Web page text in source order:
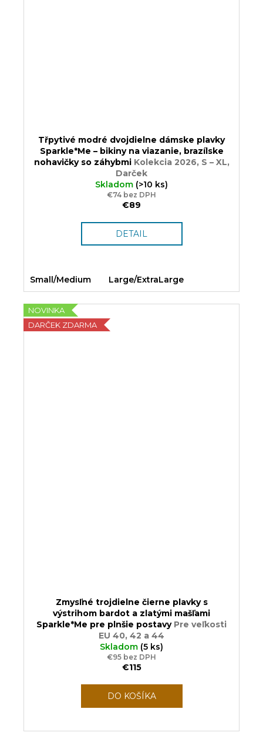
Třpytivé modré dvojdielne dámske plavky
Sparkle*Me – bikiny na viazanie, brazílske
nohavičky so záhybmi Kolekcia 2026, S – XL,
Darček
Skladom (>10 ks)
€74 bez DPH
€89
DETAIL
Small/Medium Large/ExtraLarge
NOVINKA
DARČEK ZDARMA
Zmysľné trojdielne čierne plavky s
výstrihom bardot a zlatými mašľami
Sparkle*Me pre plnšie postavy Pre veľkosti
EU 40, 42 a 44
Skladom (5 ks)
€95 bez DPH
€115
DO KOŠÍKA